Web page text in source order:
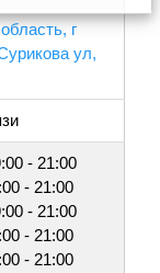
г
ул,
- 21:00
- 21:00
- 21:00
- 21:00
- 21:00